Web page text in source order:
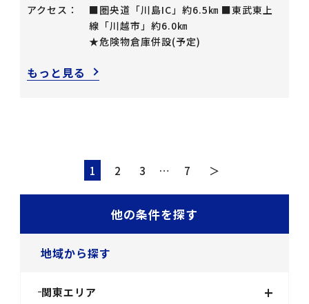
他の条件を探す
地域から探す
関東エリア +
アクセス：
■圏央道「川島IC」約6.5㎞ ■東武東上
線「川越市」約6.0㎞
★危険物倉庫併設(予定)
もっと見る
1 2 3 … 7 ＞